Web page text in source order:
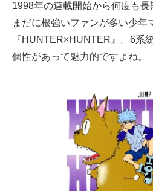
1998年の連載開始から何度も
まだに根強いファンが多い少年
『HUNTER×HUNTER』。6系
個性があって魅力的ですよね。